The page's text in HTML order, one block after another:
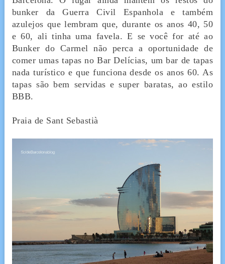
bunker da Guerra Civil Espanhola e também
azulejos que lembram que, durante os anos 40, 50
e 60, ali tinha uma favela. E se você for até ao
Bunker do Carmel não perca a oportunidade de
comer umas tapas no Bar Delícias, um bar de tapas
nada turístico e que funciona desde os anos 60. As
tapas são bem servidas e super baratas, ao estilo
BBB.
Praia de Sant Sebastià